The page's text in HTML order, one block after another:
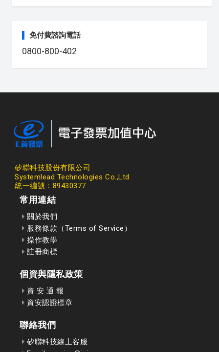
免付費諮詢電話
0800-800-402
矽聯科技股份有限公司
Systemlead Technologies Co.,Ltd
統一編號：89430377
常用連結
關於我們
服務條款（Terms of Service）
操作教學
註冊商標
個資與隱私政策
資 安 通 報
資安認證標章
聯絡我們
矽聯科技線上客服